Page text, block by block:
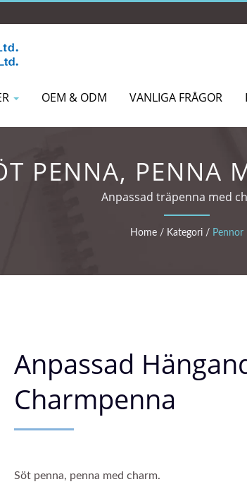
OEM & ODM VANLIGA FRÅGOR
PENNA, PENNA
Anpassad träpenna med
Home / Kategori / Pennor
Anpassad
Charmpenna
Söt penna, penna med charm.